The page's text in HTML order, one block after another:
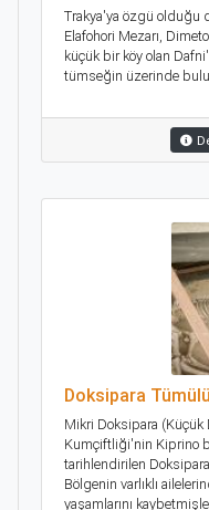
Trakya'ya özgü olduğu
Εlafohori Mezarı,
küçük bir köy olan
tümseğin üzerinde
Doksipara
Mikri Doksipara (Küçük
Kumçiftliği'nin Kiprino
tarihlendirilen
Bölgenin varlıklı
yaşamlarını